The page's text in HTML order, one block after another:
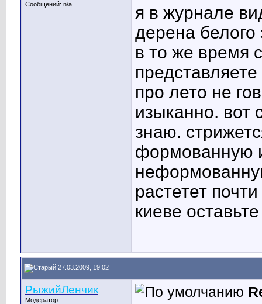
Сообщений: n/a
я в журнале
дерена белого
в то же время
про лето не
изыканно. вот
знаю.
формованную
растетет
киеве
27.03.2009, 19:02
РыжийЛенчик
Модератор